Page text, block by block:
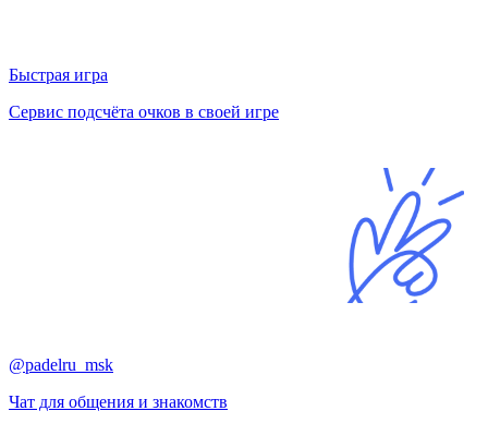
Быстрая игра
Сервис подсчёта очков в своей игре
@padelru_msk
Чат для общения и знакомств